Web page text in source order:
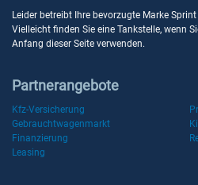
Leider betreibt Ihre bevorzugte Marke
Vielleicht finden Sie eine Tankstelle, wenn
Anfang dieser Seite verwenden.
Partnerangebote
Kfz-Versicherung
Gebrauchtwagenmarkt
Finanzierung
Leasing